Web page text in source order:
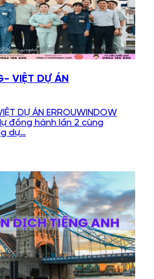
VIỆT DỰ ÁN
DỰ ÁN ERROUWINDOW
đồng hành lần 2 cùng
dự…